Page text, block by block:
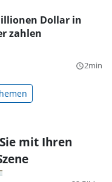
Dollar in
zahlen
query_builder2min
mit Ihren